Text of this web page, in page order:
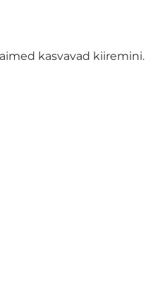
kasvavad kiiremini.